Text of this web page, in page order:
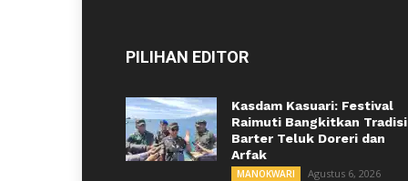
PILIHAN EDITOR
Kasdam Kasuari: Festival
Raimuti Bangkitkan Tradisi
Barter Teluk Doreri dan
Arfak
MANOKWARI Agustus 6, 2026